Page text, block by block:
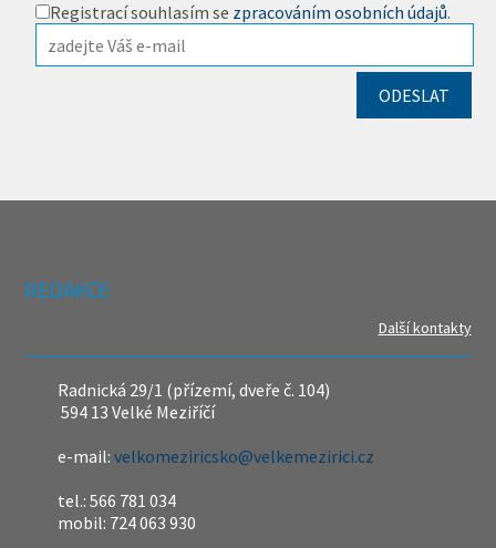
Registrací souhlasím se zpracováním osobních údajů.
REDAKCE
Další kontakty
Radnická 29/1 (přízemí, dveře č. 104)
594 13 Velké Meziříčí
e-mail:velkomeziricsko@velkemezirici.cz
tel.: 566 781 034
mobil: 724 063 930